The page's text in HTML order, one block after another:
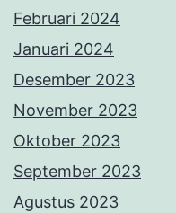
Februari 2024
Januari 2024
Desember 2023
November 2023
Oktober 2023
September 2023
Agustus 2023